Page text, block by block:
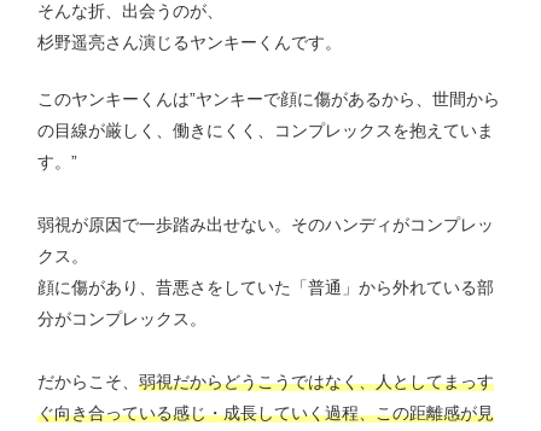
そんな折、出会うのが、
杉野遥亮さん演じるヤンキーくんです。
このヤンキーくんは”ヤンキーで顔に傷があるから、世間から
の目線が厳しく、働きにくく、コンプレックスを抱えていま
す。”
弱視が原因で一歩踏み出せない。そのハンディがコンプレッ
クス。
顔に傷があり、昔悪さをしていた「普通」から外れている部
分がコンプレックス。
だからこそ、 弱視だからどうこうではなく、人としてまっす
ぐ向き合っている感じ・成長していく過程、この距離感が見